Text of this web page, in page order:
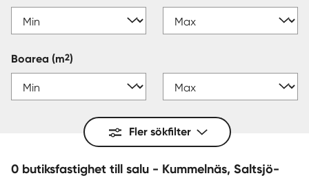
Boarea (m2)
Fler sökfilter
0 butiksfastighet till salu - Kummelnäs, Saltsjö-